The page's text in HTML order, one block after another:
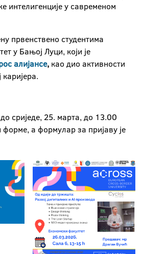
интелигенције у савременом
првенствено студентима
у Бањој Луци, који је
алијансе, као дио активности
сриједе, 25. марта, до 13.00
форме, а формулар за пријаву је